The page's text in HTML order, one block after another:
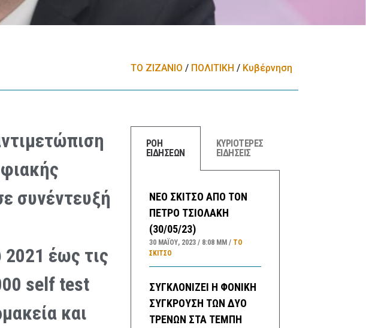
ΤΟ ΖΙΖΑΝΙΟ / ΠΟΛΙΤΙΚΗ / Κυβέρνηση
συνέντευξή
2021 έως τις
self test
και
ΡΟΗ
ΕΙΔΗΣΕΩΝ
ΚΥΡΙΟΤΕΡΕΣ
ΕΙΔΗΣΕΙΣ
ΝΕΟ ΣΚΙΤΣΟ ΑΠΟ ΤΟΝ
ΠΕΤΡΟ ΤΣΙΟΛΑΚΗ
(30/05/23)
30 ΜΑΪ́ΟΥ, 2023 8:08 ΜΜ
ΤΟ
ΣΚΊΤΣΟ
ΣΥΓΚΛΟΝΙΖΕΙ Η ΦΟΝΙΚΗ
ΣΥΓΚΡΟΥΣΗ ΤΩΝ ΔΥΟ
ΤΡΕΝΩΝ ΣΤΑ ΤΕΜΠΗ